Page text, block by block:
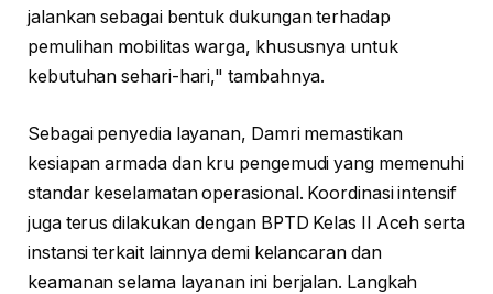
jalankan sebagai bentuk dukungan terhadap
pemulihan mobilitas warga, khususnya untuk
kebutuhan sehari-hari," tambahnya.
Sebagai penyedia layanan, Damri memastikan
kesiapan armada dan kru pengemudi yang memenuhi
standar keselamatan operasional. Koordinasi intensif
juga terus dilakukan dengan BPTD Kelas II Aceh serta
instansi terkait lainnya demi kelancaran dan
keamanan selama layanan ini berjalan. Langkah